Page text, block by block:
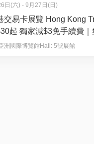
日(六) - 9月27日(日)
交易卡展覽 Hong Kong
起 獨家減$3免手續費
攤位— 運動卡、寶可
洲國際博覽館Hall: 5號展館